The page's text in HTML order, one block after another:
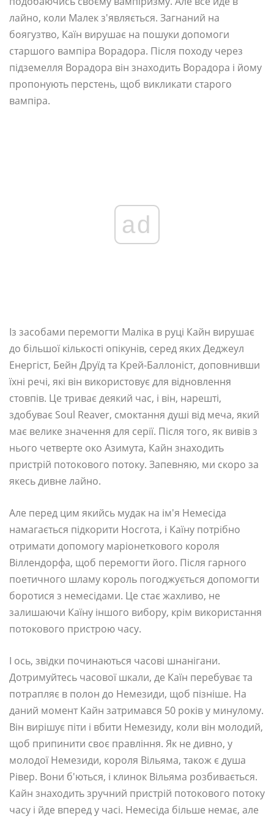
лайно, коли Малек з'являється. Загнаний на
боягузтво, Каїн вирушає на пошуки допомоги
старшого вампіра Ворадора. Після походу через
підземелля Ворадора він знаходить Ворадора і йому
пропонують перстень, щоб викликати старого
вампіра.
ad
Із засобами перемогти Маліка в руці Кайн вирушає
до більшої кількості опікунів, серед яких Деджеул
Енергіст, Бейн Друїд та Крей-Баллоніст, доповнивши
їхні речі, які він використовує для відновлення
стовпів. Це триває деякий час, і він, нарешті,
здобуває Soul Reaver, смоктання душі від меча, який
має велике значення для серії. Після того, як вивів з
нього четверте око Азимута, Кайн знаходить
пристрій потокового потоку. Запевняю, ми скоро за
якесь дивне лайно.
Але перед цим якийсь мудак на ім'я Немесіда
намагається підкорити Носгота, і Каїну потрібно
отримати допомогу маріонеткового короля
Віллендорфа, щоб перемогти його. Після гарного
поетичного шламу король погоджується допомогти
боротися з немесідами. Це стає жахливо, не
залишаючи Каїну іншого вибору, крім використання
потокового пристрою часу.
І ось, звідки починаються часові шнанігани.
Дотримуйтесь часової шкали, де Каїн перебуває та
потрапляє в полон до Немезиди, щоб пізніше. На
даний момент Кайн затримався 50 років у минулому.
Він вирішує піти і вбити Немезиду, коли він молодий,
щоб припинити своє правління. Як не дивно, у
молодої Немезиди, короля Вільяма, також є душа
Рівер. Вони б'ються, і клинок Вільяма розбивається.
Кайн знаходить зручний пристрій потокового потоку
часу і йде вперед у часі. Немесіда більше немає, але